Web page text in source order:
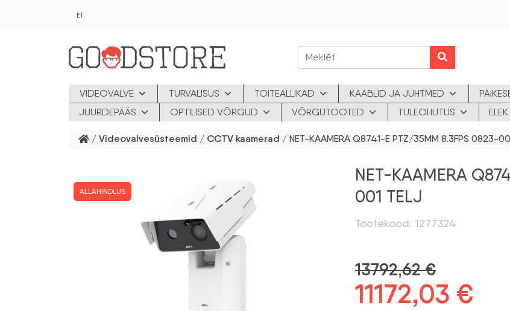
ET
VIDEOVALVE TURVALISUS TOITEALLIKAD KAABLID JA JUHTMED
JUURDEPÄÄS
OPTILISED VÕRGUD VÕRGUTOOTED TULEOHUTUS
/ Videovalvesüsteemid / CCTV kaamerad / NET-KAAMERA Q8741-E PTZ/35MM 8.3FPS 0823-
ALLAHINDLUS
NET-KAAMERA
001 TELJ
Tootekood: 1277324
13792,62€
Algne
11172,03 €